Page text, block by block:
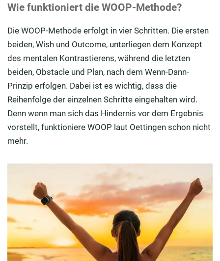
Wie funktioniert die WOOP-Methode?
Die WOOP-Methode erfolgt in vier Schritten. Die ersten
beiden, Wish und Outcome, unterliegen dem Konzept
des mentalen Kontrastierens, während die letzten
beiden, Obstacle und Plan, nach dem Wenn-Dann-
Prinzip erfolgen. Dabei ist es wichtig, dass die
Reihenfolge der einzelnen Schritte eingehalten wird.
Denn wenn man sich das Hindernis vor dem Ergebnis
vorstellt, funktioniere WOOP laut Oettingen schon nicht
mehr.